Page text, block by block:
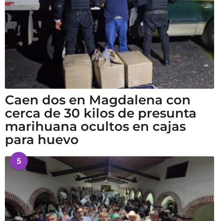
Caen dos en Magdalena con
cerca de 30 kilos de presunta
marihuana ocultos en cajas
para huevo
5